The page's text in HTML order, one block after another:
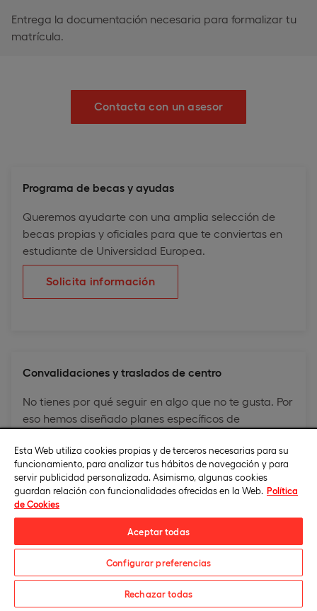
Entrega la documentación necesaria para formalizar tu
matrícula.
Contacta con un asesor
Programa de becas y ayudas
Queremos ayudarte con una amplia selección de
becas propias y oficiales para que te conviertas en
estudiante de Universidad Europea.
Solicita información
Convalidaciones y traslados de centro
No tienes por qué seguir en algo que no te gusta. Por
eso hemos diseñado planes específicos de
Solicita tu estudio de convalidaciones onlinepara
cambiar tu expediente y comenzar tus estudios en
Universidad Europea.
Descarga el catálogo
Esta Web utiliza cookies propias y de terceros necesarias para su
funcionamiento, para analizar tus hábitos de navegación y para
servir publicidad personalizada. Asimismo, algunas cookies
guardan relación con funcionalidades ofrecidas en la Web. Política
de Cookies
Aceptar todas
Configurar preferencias
Rechazar todas